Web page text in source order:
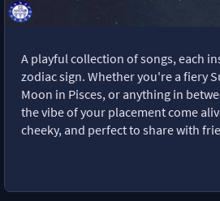
A playful collection of songs, each
zodiac sign. Whether you're a fiery
Moon in Pisces, or anything in
the vibe of your placement come
cheeky, and perfect to share with